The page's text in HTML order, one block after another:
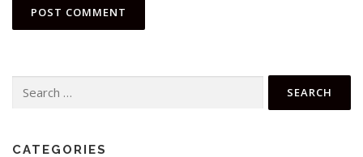
for:
CATEGORIES